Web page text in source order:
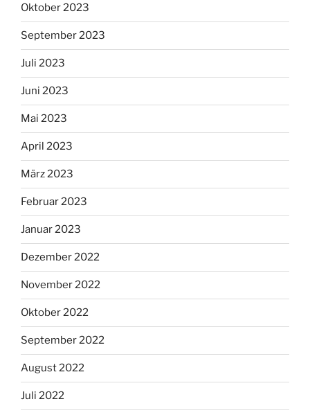
Oktober 2023
September 2023
Juli 2023
Juni 2023
Mai 2023
April 2023
März 2023
Februar 2023
Januar 2023
Dezember 2022
November 2022
Oktober 2022
September 2022
August 2022
Juli 2022